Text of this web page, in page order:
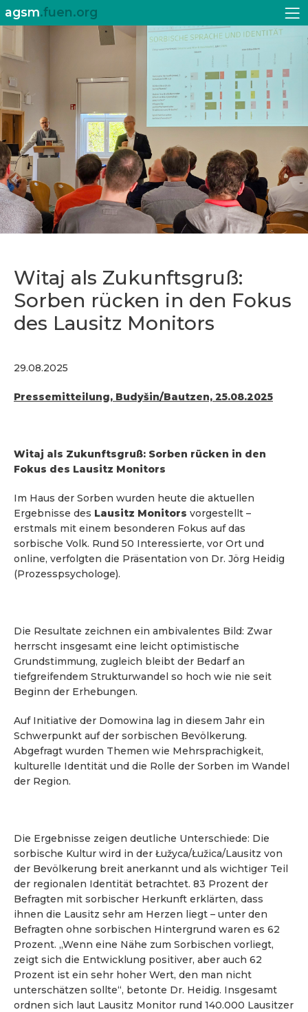
agsm.fuen.org
Witaj als Zukunftsgruß:
Sorben rücken in den Fokus
des Lausitz Monitors
29.08.2025
Pressemitteilung, Budyšin/Bautzen, 25.08.2025
Witaj als Zukunftsgruß: Sorben rücken in den
Fokus des Lausitz Monitors
Im Haus der Sorben wurden heute die aktuellen
Ergebnisse des Lausitz Monitors vorgestellt –
erstmals mit einem besonderen Fokus auf das
sorbische Volk. Rund 50 Interessierte, vor Ort und
online, verfolgten die Präsentation von Dr. Jörg Heidig
(Prozesspsychologe).
Die Resultate zeichnen ein ambivalentes Bild: Zwar
herrscht insgesamt eine leicht optimistische
Grundstimmung, zugleich bleibt der Bedarf an
tiefgreifendem Strukturwandel so hoch wie nie seit
Beginn der Erhebungen.
Auf Initiative der Domowina lag in diesem Jahr ein
Schwerpunkt auf der sorbischen Bevölkerung.
Abgefragt wurden Themen wie Mehrsprachigkeit,
kulturelle Identität und die Rolle der Sorben im Wandel
der Region.
Die Ergebnisse zeigen deutliche Unterschiede: Die
sorbische Kultur wird in der Łužyca/Łužica/Lausitz von
der Bevölkerung breit anerkannt und als wichtiger Teil
der regionalen Identität betrachtet. 83 Prozent der
Befragten mit sorbischer Herkunft erklärten, dass
ihnen die Lausitz sehr am Herzen liegt – unter den
Befragten ohne sorbischen Hintergrund waren es 62
Prozent. „Wenn eine Nähe zum Sorbischen vorliegt,
zeigt sich die Entwicklung positiver, aber auch 62
Prozent ist ein sehr hoher Wert, den man nicht
unterschätzen sollte“, betonte Dr. Heidig. Insgesamt
ordnen sich laut Lausitz Monitor rund 140.000 Lausitzer